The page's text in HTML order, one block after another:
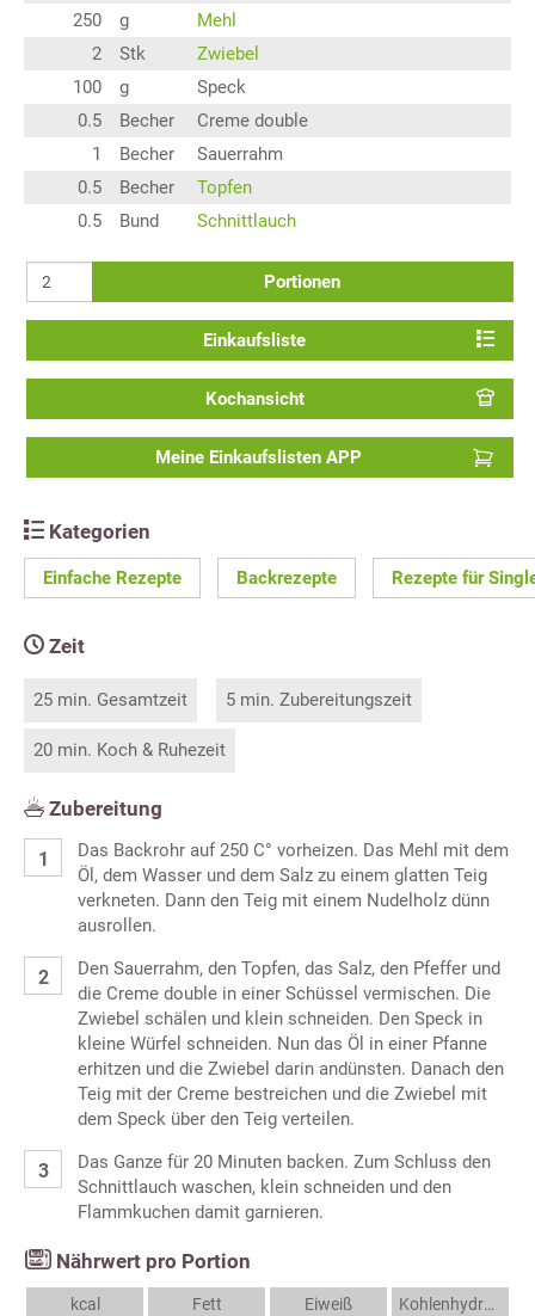
250
g
Mehl
2
Stk
Zwiebel
100
g
Speck
0.5
Becher
Creme double
1
Becher
Sauerrahm
0.5
Becher
Topfen
0.5
Bund Schnittlauch
Portionen
Einkaufsliste
Kochansicht
Meine Einkaufslisten APP
Kategorien
Einfache Rezepte Backrezepte Rezepte für
Zeit
25 min. Gesamtzeit 5 min. Zubereitungszeit
20 min. Koch & Ruhezeit
Zubereitung
Das Backrohr auf 250 C° vorheizen. Das Mehl mit dem
Öl, dem Wasser und dem Salz zu einem glatten Teig
verkneten. Dann den Teig mit einem Nudelholz dünn
ausrollen.
Den Sauerrahm, den Topfen, das Salz, den Pfeffer und
die Creme double in einer Schüssel vermischen. Die
Zwiebel schälen und klein schneiden. Den Speck in
kleine Würfel schneiden. Nun das Öl in einer Pfanne
erhitzen und die Zwiebel darin andünsten. Danach den
Teig mit der Creme bestreichen und die Zwiebel mit
dem Speck über den Teig verteilen.
Das Ganze für 20 Minuten backen. Zum Schluss den
Schnittlauch waschen, klein schneiden und den
Flammkuchen damit garnieren.
Nährwert pro Portion
kcal
Fett
Eiweiß
Kohlenhydrate